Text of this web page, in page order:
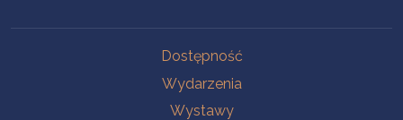
Dostępność
Wydarzenia
Wystawy